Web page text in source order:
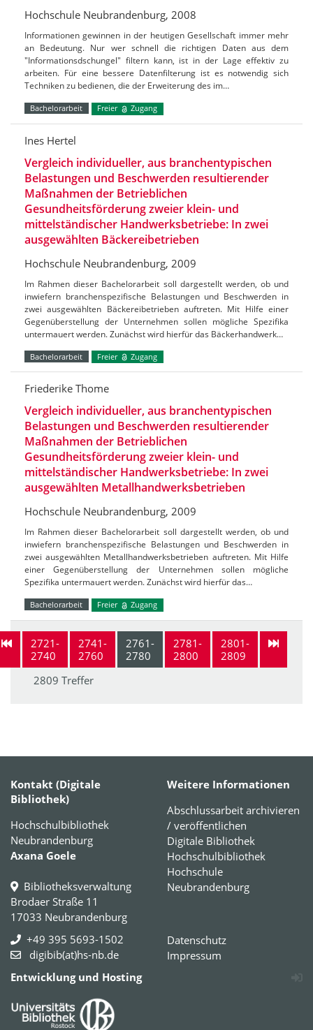
Hochschule Neubrandenburg, 2008
Informationen gewinnen in der heutigen Gesellschaft immer mehr
an Bedeutung. Nur wer schnell die richtigen Daten aus dem
"Informationsdschungel" filtern kann, ist in der Lage effektiv zu
arbeiten. Für eine bessere Datenfilterung ist es notwendig sich
Techniken zu bedienen, die der Erweiterung des im…
Bachelorarbeit Freier Zugang
Ines Hertel
Vergleich individueller, aus branchentypischen
Belastungen und Beschwerden resultierender
Maßnahmen der Betrieblichen
Gesundheitsförderung zweier klein- und
mittelständischer Handwerksbetriebe: In zwei
ausgewählten Bäckereibetrieben
Hochschule Neubrandenburg, 2009
Im Rahmen dieser Bachelorarbeit soll dargestellt werden, ob und
inwiefern branchenspezifische Belastungen und Beschwerden in
zwei ausgewählten Bäckereibetrieben auftreten. Mit Hilfe einer
Gegenüberstellung der Unternehmen sollen mögliche Spezifika
untermauert werden. Zunächst wird hierfür das Bäckerhandwerk…
Bachelorarbeit Freier Zugang
Friederike Thome
Vergleich individueller, aus branchentypischen
Belastungen und Beschwerden resultierender
Maßnahmen der Betrieblichen
Gesundheitsförderung zweier klein- und
mittelständischer Handwerksbetriebe: In zwei
ausgewählten Metallhandwerksbetrieben
Hochschule Neubrandenburg, 2009
Im Rahmen dieser Bachelorarbeit soll dargestellt werden, ob und
inwiefern branchenspezifische Belastungen und Beschwerden in
zwei ausgewählten Metallhandwerksbetrieben auftreten. Mit Hilfe
einer Gegenüberstellung der Unternehmen sollen mögliche
Spezifika untermauert werden. Zunächst wird hierfür das…
Bachelorarbeit Freier Zugang
2721-
2740
2741-
2760
2761-
2780
2781-
2800
2801-
2809
2809 Treffer
Kontakt (Digitale
Bibliothek)
Hochschulbibliothek
Neubrandenburg
Axana Goele
Bibliotheksverwaltung
Brodaer Straße 11
17033 Neubrandenburg
+49 395 5693-1502
digibib(at)hs-nb.de
Weitere Informationen
Abschlussarbeit archivieren
/ veröffentlichen
Digitale Bibliothek
Hochschulbibliothek
Hochschule
Neubrandenburg
Datenschutz
Impressum
Entwicklung und Hosting